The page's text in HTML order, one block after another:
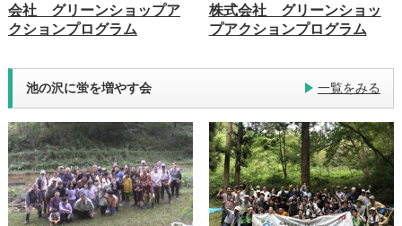
会社 グリーンショップア
クションプログラム
株式会社 グリーンショッ
プアクションプログラム
池の沢に蛍を増やす会 一覧をみる